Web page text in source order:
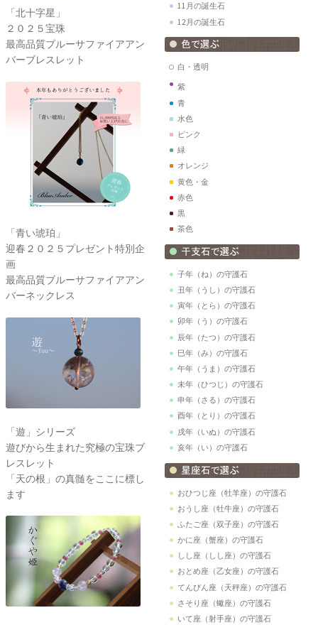
「北十字星」
２０２５宝珠
最高品質ブルーサファイアアン
バーブレスレット
「青い琥珀」
迎春２０２５プレゼント特別企
画
最高品質ブルーサファイアアン
バーネックレス
「遊」シリーズ
遊びから生まれた究極の宝珠ブ
レスレット
「天の根」の真髄をここに標し
ます
11月の誕生石
12月の誕生石
白・透明
紫
青
水色
ピンク
緑
オレンジ
黄色・金
赤色
黒
茶色
子年（ね）の守護石
丑年（うし）の守護石
寅年（とら）の守護石
卯年（う）の守護石
辰年（たつ）の守護石
巳年（み）の守護石
午年（うま）の守護石
未年（ひつじ）の守護石
申年（さる）の守護石
酉年（とり）の守護石
戌年（いぬ）の守護石
亥年（い）の守護石
おひつじ座（牡羊座）の守護石
おうし座（牡牛座）の守護石
ふたご座（双子座）の守護石
かに座（蟹座）の守護石
しし座（しし座）の守護石
おとめ座（乙女座）の守護石
てんびん座（天秤座）の守護石
さそり座（蠍座）の守護石
いて座（射手座）の守護石